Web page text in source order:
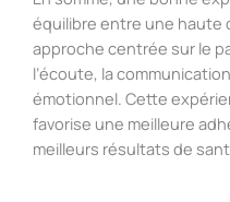
équilibre entre une haute
approche centrée sur le
l’écoute, la
émotionnel. Cette
favorise une meilleure
meilleurs résultats de